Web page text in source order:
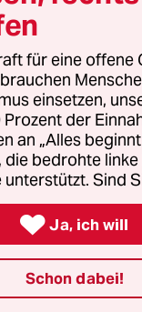
durch
und den anderen
Artikel 106
beide zu!
Aufkommen der
steht den
Vermögensteuer,
Erbschaftsteuer,
nach Absatz 1
für eine offene
einsetzen,
der
an „Alles
die bedrohte
Sind
 Ja, ich will
Schon dabei!